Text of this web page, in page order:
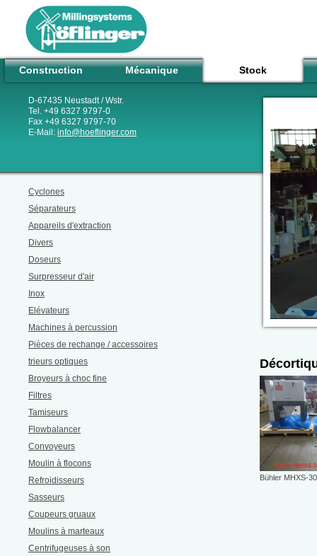
D-67435 Neustadt / Wstr.
Tel. +49 6327 9797-0
Fax +49 6327 9797-70
E-Mail: info@hoeflinger.com
Construction Mécanique Stock
Cyclones
Séparateurs
Appareils d'extraction
Divers
Doseurs
Surpresseur d'air
Inox
Elévateurs
Machines à percussion
Pièces de rechange / accessoires
trieurs optiques
Broyeurs à choc fine
Filtres
Tamiseurs
Flowbalancer
Convoyeurs
Moulin à flocons
Refroidisseurs
Sasseurs
Coupeurs gruaux
Moulins à marteaux
Centrifugeuses à son
Bühler MHXS-